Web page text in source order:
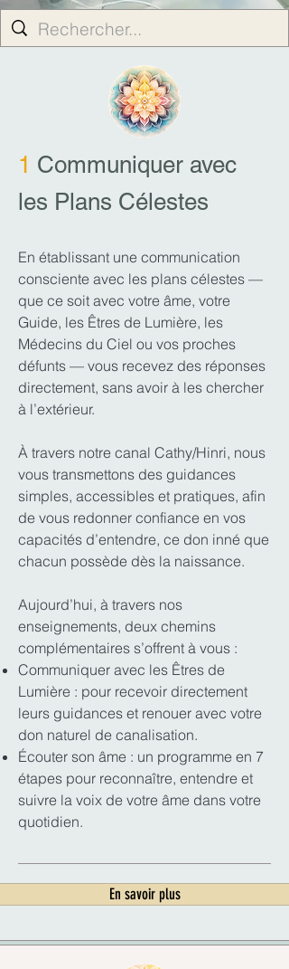
1 Communiquer avec
les Plans Célestes
En établissant une communication
consciente avec les plans célestes —
que ce soit avec votre âme, votre
Guide, les Êtres de Lumière, les
Médecins du Ciel ou vos proches
défunts — vous recevez des réponses
directement, sans avoir à les chercher
à l’extérieur.
À travers notre canal Cathy/Hinri, nous
vous transmettons des guidances
simples, accessibles et pratiques, afin
de vous redonner confiance en vos
capacités d’entendre, ce don inné que
chacun possède dès la naissance.
Aujourd’hui, à travers nos
enseignements, deux chemins
complémentaires s’offrent à vous :
Communiquer avec les Êtres de
Lumière : pour recevoir directement
leurs guidances et renouer avec votre
don naturel de canalisation.
Écouter son âme : un programme en 7
étapes pour reconnaître, entendre et
suivre la voix de votre âme dans votre
quotidien.
En savoir plus